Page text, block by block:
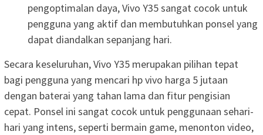
pengoptimalan daya, Vivo Y35 sangat cocok untuk
pengguna yang aktif dan membutuhkan ponsel yang
dapat diandalkan sepanjang hari.
Secara keseluruhan, Vivo Y35 merupakan pilihan tepat
bagi pengguna yang mencari hp vivo harga 5 jutaan
dengan baterai yang tahan lama dan fitur pengisian
cepat. Ponsel ini sangat cocok untuk penggunaan sehari-
hari yang intens, seperti bermain game, menonton video,